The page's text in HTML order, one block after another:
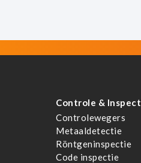
Controle &
Controlewegers
Metaaldetectie
Röntgeninspectie
Code inspectie